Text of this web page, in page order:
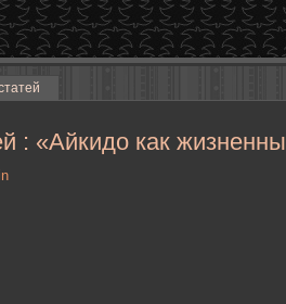
: «Айкидо как